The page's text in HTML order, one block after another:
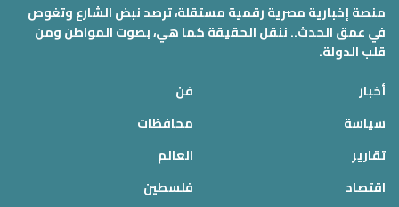
منصة إخبارية مصرية رقمية مستقلة، ترصد نبض الشارع وتغوص
في عمق الحدث.. ننقل الحقيقة كما هي، بصوت المواطن ومن
قلب الدولة.
أخبار
سياسة
تقارير
اقتصاد
فن
محافظات
العالم
فلسطين